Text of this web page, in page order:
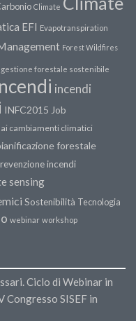
Climate
EFI Evapotranspiration
Forest Wildfires
gestione forestale sostenibile
incendi
INFC2015 Job
cambiamenti climatici
forestale
incendi
sensing
Sostenibilità Tecnologia
webinar workshop
Ciclo di Webinar in
Congresso SISEF in